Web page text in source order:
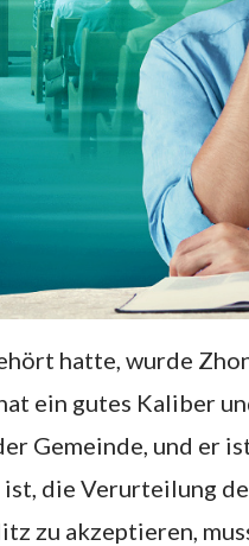
hatte, wurde
ein gutes Kaliber
Gemeinde, und er
ist, die Verurteilung
zu akzeptieren,